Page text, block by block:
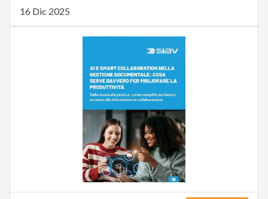
16 Dic 2025